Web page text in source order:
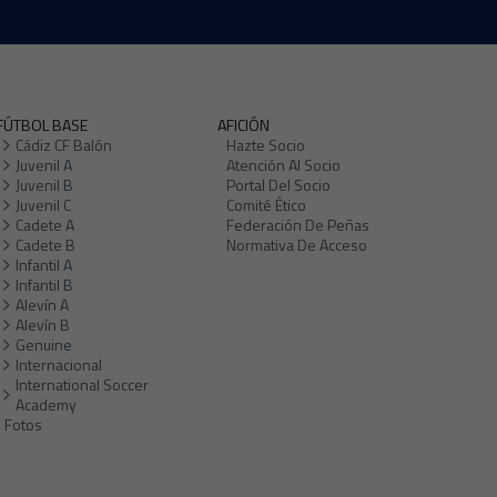
BASE
Cádiz CF Balón
Juvenil A
Juvenil B
Juvenil C
Cadete A
Cadete B
Infantil A
Infantil B
Alevín A
Alevín B
Genuine
Internacional
International Soccer
Academy
Fotos
AFICIÓN
Hazte Socio
Atención Al Socio
Portal Del Socio
Comité Ético
Federación De Peñas
Normativa De Acceso